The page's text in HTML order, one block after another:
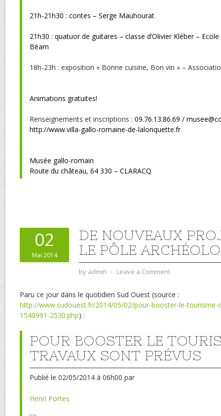
21h-21h30 : contes – Serge Mauhourat
21h30 : quatuor de guitares – classe d’Olivier Kléber –
Béarn
18h-23h : exposition « Bonne cuisine, Bon vin » –
Animations gratuites!
Renseignements et inscriptions : 09.76.13.86.69 /
http://www.villa-gallo-romaine-de-lalonquette.fr
Musée gallo-romain
Route du château, 64 330 – CLARACQ
02
Mai 2014
DE NOUVEAUX
LE PÔLE
by admin ⋅ Leave a Comment
Paru ce jour dans le quotidien Sud Ouest (source :
http://www.sudouest.fr/2014/05/02/pour-booster-le-tourisme-
1540991-2530.php) :
POUR BOOSTER LE
TRAVAUX SONT PRÉVUS
Publié le 02/05/2014 à 06h00 par
Henri Portes